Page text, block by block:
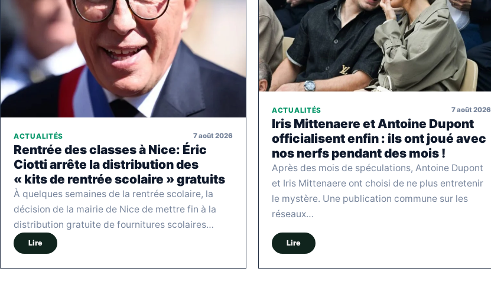
ACTUALITÉS 7 août 2026
Rentrée des classes à Nice: Éric
Ciotti arrête la distribution des
« kits de rentrée scolaire » gratuits
À quelques semaines de la rentrée scolaire, la
décision de la mairie de Nice de mettre fin à la
distribution gratuite de fournitures scolaires…
Lire
ACTUALITÉS 7 août 2026
Iris Mittenaere et Antoine Dupont
officialisent enfin : ils ont joué avec
nos nerfs pendant des mois !
Après des mois de spéculations, Antoine Dupont
et Iris Mittenaere ont choisi de ne plus entretenir
le mystère. Une publication commune sur les
réseaux…
Lire